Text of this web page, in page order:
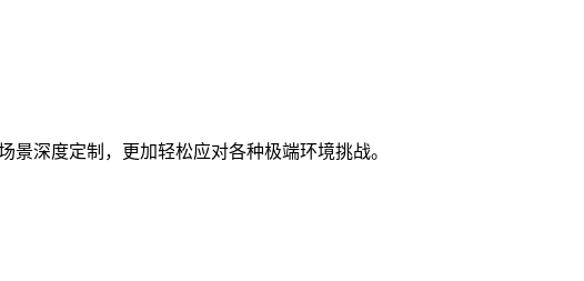
深度定制，更加轻松应对各种极端环境挑战。